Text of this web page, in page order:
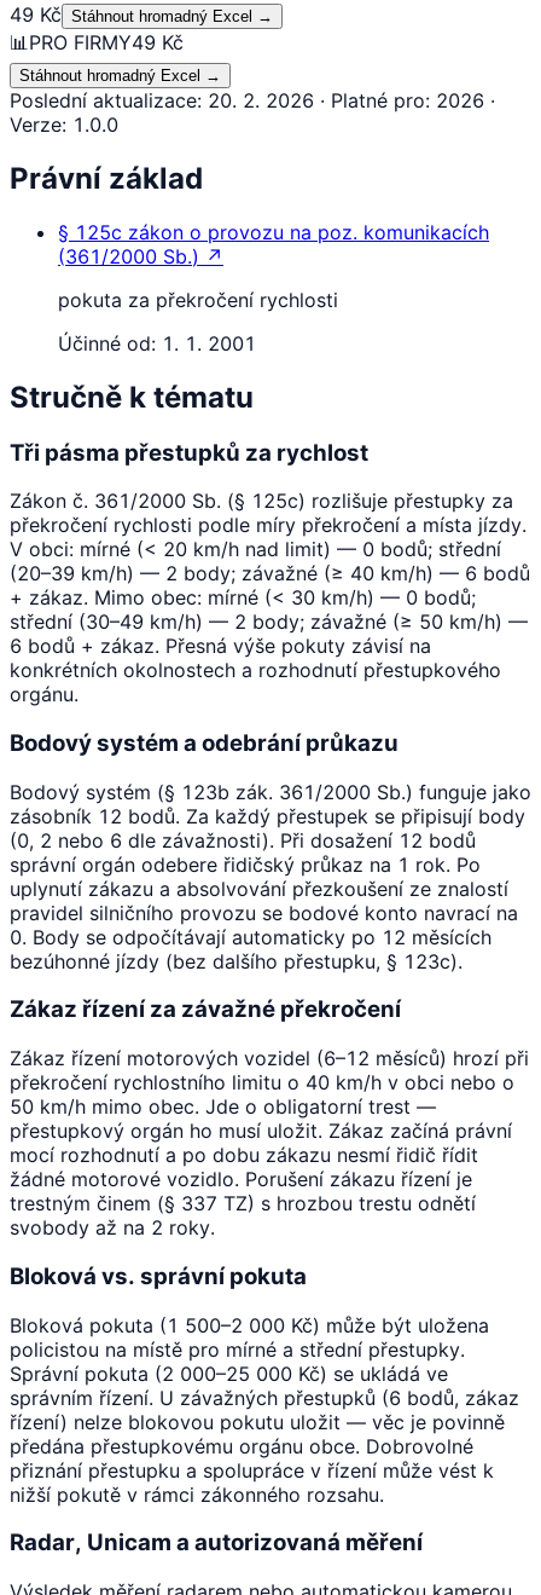
49 Kč Stáhnout hromadný Excel →
📊 PRO FIRMY49 Kč
Stáhnout hromadný Excel →
Poslední aktualizace: 20. 2. 2026 · Platné pro: 2026 ·
Verze: 1.0.0
Právní základ
§ 125c zákon o provozu na poz. komunikacích
(361/2000 Sb.) ↗
pokuta za překročení rychlosti
Účinné od: 1. 1. 2001
Stručně k tématu
Tři pásma přestupků za rychlost
Zákon č. 361/2000 Sb. (§ 125c) rozlišuje přestupky za
překročení rychlosti podle míry překročení a místa jízdy.
V obci: mírné (< 20 km/h nad limit) — 0 bodů; střední
(20–39 km/h) — 2 body; závažné (≥ 40 km/h) — 6 bodů
+ zákaz. Mimo obec: mírné (< 30 km/h) — 0 bodů;
střední (30–49 km/h) — 2 body; závažné (≥ 50 km/h) —
6 bodů + zákaz. Přesná výše pokuty závisí na
konkrétních okolnostech a rozhodnutí přestupkového
orgánu.
Bodový systém a odebrání průkazu
Bodový systém (§ 123b zák. 361/2000 Sb.) funguje jako
zásobník 12 bodů. Za každý přestupek se připisují body
(0, 2 nebo 6 dle závažnosti). Při dosažení 12 bodů
správní orgán odebere řidičský průkaz na 1 rok. Po
uplynutí zákazu a absolvování přezkoušení ze znalostí
pravidel silničního provozu se bodové konto navrací na
0. Body se odpočítávají automaticky po 12 měsících
bezúhonné jízdy (bez dalšího přestupku, § 123c).
Zákaz řízení za závažné překročení
Zákaz řízení motorových vozidel (6–12 měsíců) hrozí při
překročení rychlostního limitu o 40 km/h v obci nebo o
50 km/h mimo obec. Jde o obligatorní trest —
přestupkový orgán ho musí uložit. Zákaz začíná právní
mocí rozhodnutí a po dobu zákazu nesmí řidič řídit
žádné motorové vozidlo. Porušení zákazu řízení je
trestným činem (§ 337 TZ) s hrozbou trestu odnětí
svobody až na 2 roky.
Bloková vs. správní pokuta
Bloková pokuta (1 500–2 000 Kč) může být uložena
policistou na místě pro mírné a střední přestupky.
Správní pokuta (2 000–25 000 Kč) se ukládá ve
správním řízení. U závažných přestupků (6 bodů, zákaz
řízení) nelze blokovou pokutu uložit — věc je povinně
předána přestupkovému orgánu obce. Dobrovolné
přiznání přestupku a spolupráce v řízení může vést k
nižší pokutě v rámci zákonného rozsahu.
Radar, Unicam a autorizovaná měření